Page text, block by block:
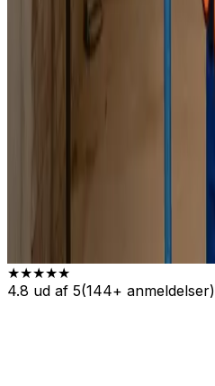
★★★★★
4.8 ud af 5(144+ anmeldelser)